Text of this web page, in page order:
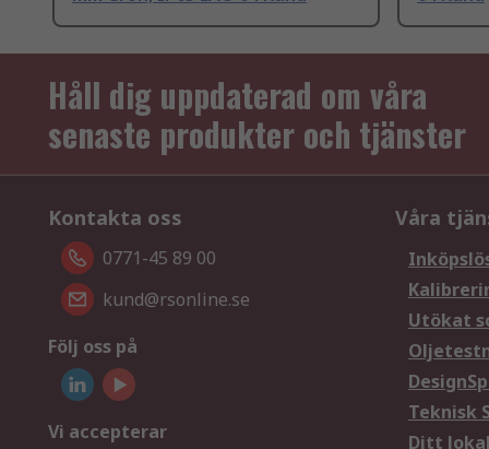
Håll dig uppdaterad om våra
senaste produkter och tjänster
Kontakta oss
0771-45 89 00
kund@rsonline.se
Följ oss på
Vi accepterar
Våra
Utökat
Teknisk
Ditt